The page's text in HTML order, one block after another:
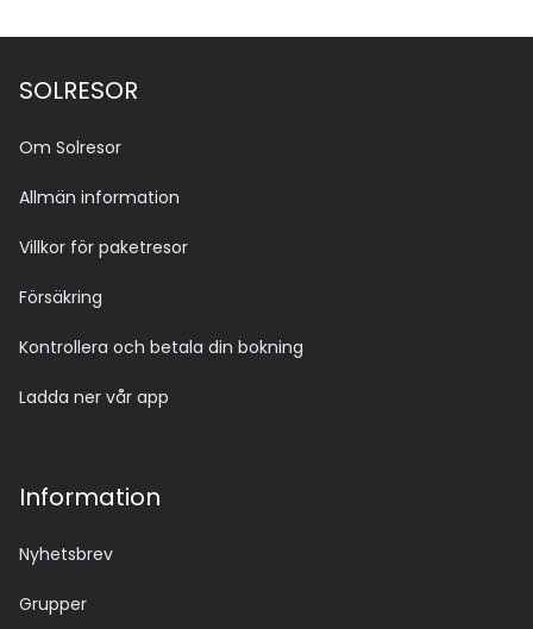
SOLRESOR
Om Solresor
Allmän information
Villkor för paketresor
Försäkring
Kontrollera och betala din bokning
Ladda ner vår app
Information
Nyhetsbrev
Grupper